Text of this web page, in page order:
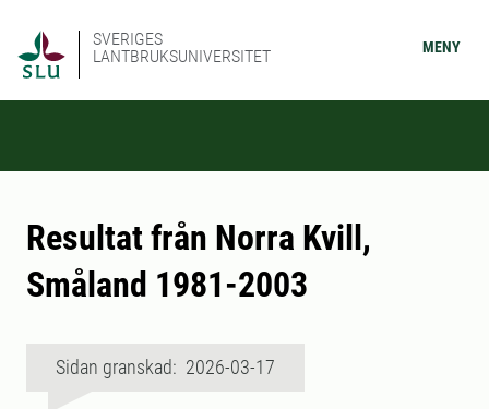
SVERIGES
LANTBRUKSUNIVERSITET
MENY
Resultat från Norra Kvill,
Småland 1981-2003
Sidan granskad: 2026-03-17